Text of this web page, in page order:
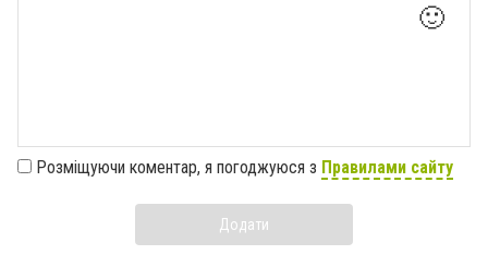
🙂
Розміщуючи коментар, я погоджуюся з Правилами сайту
Додати